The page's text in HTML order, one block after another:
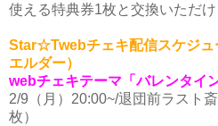
使える特典券1枚と交換いただけ
Star☆Twebチェキ配信スケジ
エルダー）
webチェキテーマ「バレンタイ
2/9（月）20:00~/退団前ラスト
枚）